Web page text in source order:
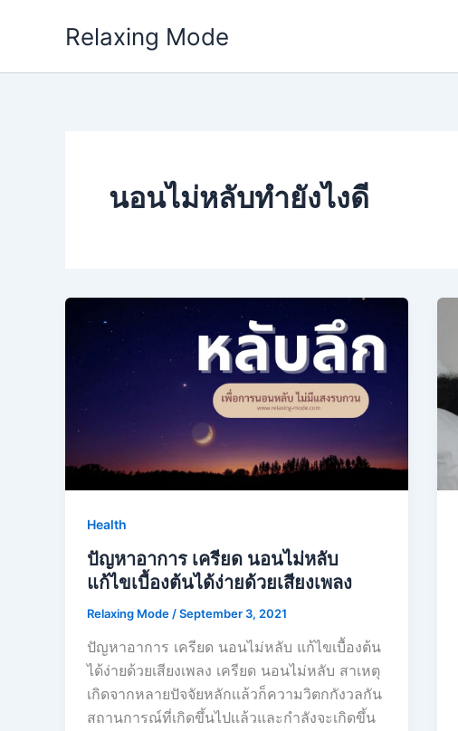
Relaxing Mode
นอนไม่หลับทํายังไงดี
Health
ปัญหาอาการ เครียด นอนไม่หลับ
แก้ไขเบื้องต้นได้ง่ายด้วยเสียงเพลง
Relaxing Mode /September 3, 2021
ปัญหาอาการ เครียด นอนไม่หลับ แก้ไขเบื้องต้น
ได้ง่ายด้วยเสียงเพลง เครียด นอนไม่หลับ สาเหตุ
เกิดจากหลายปัจจัยหลักเเล้วก็ความวิตกกังวลกัน
สถานการณ์ที่เกิดขึ้นไปเเล้วและกำลังจะเกิดขึ้น